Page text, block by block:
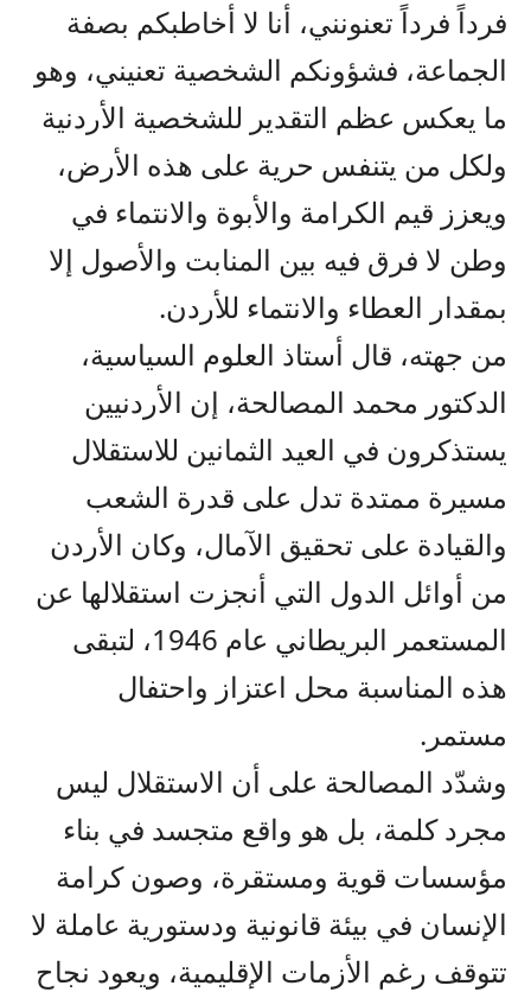
فرداً فرداً تعنونني، أنا لا أخاطبكم بصفة
الجماعة، فشؤونكم الشخصية تعنيني، وهو
ما يعكس عظم التقدير للشخصية الأردنية
ولكل من يتنفس حرية على هذه الأرض،
ويعزز قيم الكرامة والأبوة والانتماء في
وطن لا فرق فيه بين المنابت والأصول إلا
بمقدار العطاء والانتماء للأردن.
من جهته، قال أستاذ العلوم السياسية،
الدكتور محمد المصالحة، إن الأردنيين
يستذكرون في العيد الثمانين للاستقلال
مسيرة ممتدة تدل على قدرة الشعب
والقيادة على تحقيق الآمال، وكان الأردن
من أوائل الدول التي أنجزت استقلالها عن
المستعمر البريطاني عام 1946، لتبقى
هذه المناسبة محل اعتزاز واحتفال
مستمر.
وشدّد المصالحة على أن الاستقلال ليس
مجرد كلمة، بل هو واقع متجسد في بناء
مؤسسات قوية ومستقرة، وصون كرامة
الإنسان في بيئة قانونية ودستورية عاملة لا
تتوقف رغم الأزمات الإقليمية، ويعود نجاح